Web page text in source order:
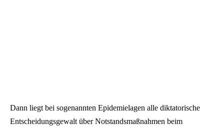
Dann liegt bei sogenannten Epidemielagen alle diktatorische
Entscheidungsgewalt über Notstandsmaßnahmen beim